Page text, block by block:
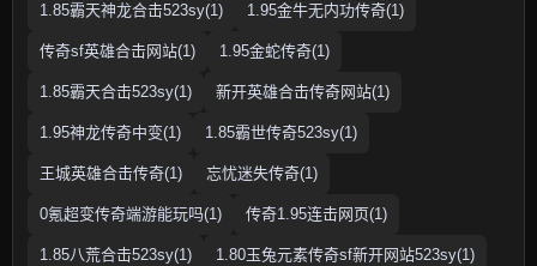
1.85霸天神龙合击523sy(1) 1.95金牛无内功传奇(1)
传奇sf英雄合击网站(1) 1.95金蛇传奇(1)
1.85霸天合击523sy(1) 新开英雄合击传奇网站(1)
1.95神龙传奇中变(1) 1.85霸世传奇523sy(1)
王城英雄合击传奇(1) 忘忧迷失传奇(1)
0氪超变传奇端游能玩吗(1) 传奇1.95连击网页(1)
1.85八荒合击523sy(1) 1.80玉兔元素传奇sf新开网站523sy(1)